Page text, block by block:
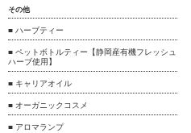
その他
■ ハーブティー
■ ペットボトルティー【静岡産有機フレッシュ
ハーブ使用】
■ キャリアオイル
■ オーガニックコスメ
■ アロマランプ